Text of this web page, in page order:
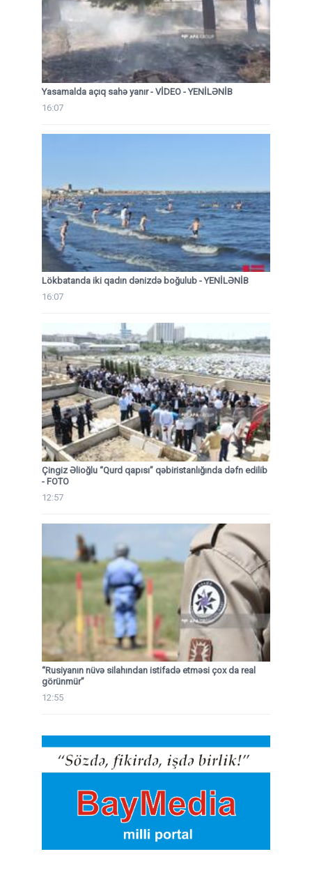
Yasamalda açıq sahə yanır - VİDEO - YENİLƏNİB
16:07
Lökbatanda iki qadın dənizdə boğulub - YENİLƏNİB
16:07
Çingiz Əlioğlu “Qurd qapısı” qəbiristanlığında dəfn edilib
- FOTO
12:57
“Rusiyanın nüvə silahından istifadə etməsi çox da real
görünmür”
12:55